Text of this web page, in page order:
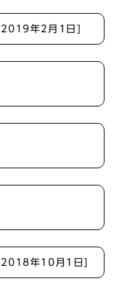
[2019年2月1日]
[2018年10月1日]